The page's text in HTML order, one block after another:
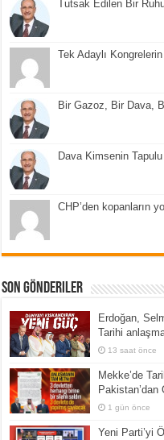
Tutsak Edilen Bir
Tek Adaylı
Bir Gazoz, Bir Dava,
Dava Kimsenin
CHP’den kopanların
Son Gönderiler
Erdoğan,
Tarihi
13 saat önce
Mekke’de
Pakistan’dan
1 gün önce
Yeni Parti’yi